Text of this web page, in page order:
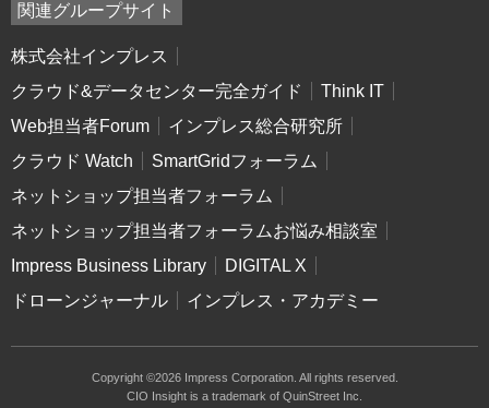
関連グループサイト
株式会社インプレス
クラウド&データセンター完全ガイド
Think IT
Web担当者Forum
インプレス総合研究所
クラウド Watch
SmartGridフォーラム
ネットショップ担当者フォーラム
ネットショップ担当者フォーラムお悩み相談室
Impress Business Library
DIGITAL X
ドローンジャーナル
インプレス・アカデミー
Copyright ©2026 Impress Corporation. All rights reserved.
CIO Insight is a trademark of QuinStreet Inc.